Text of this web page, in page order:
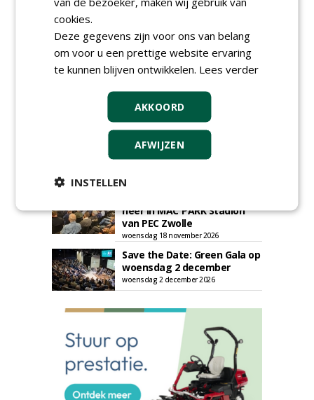
AGENDA
Klankbordsessies moeten
bijdragen aan uniform
aanbesteden van duurzame
kunstgrasvelden
t/m dinsdag 29 september 2026
neer in MAC³PARK Stadion
van PEC Zwolle
woensdag 18 november 2026
Save the Date: Green Gala op
woensdag 2 december
woensdag 2 december 2026
cookies.
Deze gegevens zijn voor ons van belang
om voor u een prettige website ervaring
te kunnen blijven ontwikkelen. Lees verder
AKKOORD
AFWIJZEN
INSTELLEN